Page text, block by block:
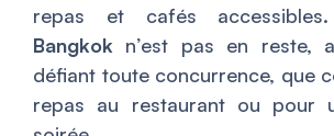
repas et cafés
Bangkok n’est pas en reste,
défiant toute concurrence, que
repas au restaurant ou pour